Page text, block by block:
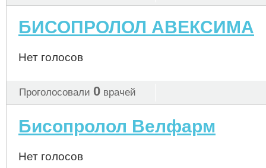
БИСОПРОЛОЛ АВЕКСИМА
Нет голосов
Проголосовали 0 врачей
Бисопролол Велфарм
Нет голосов